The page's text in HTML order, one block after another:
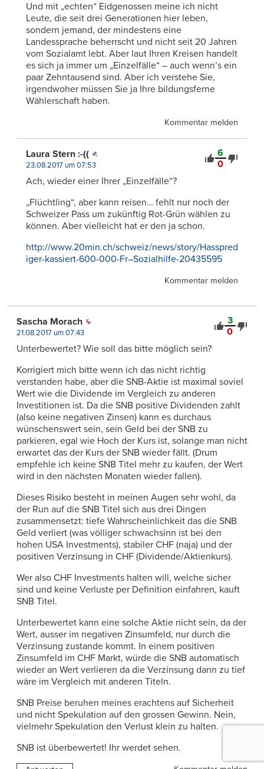
Und mit „echten“ Eidgenossen meine ich nicht
Leute, die seit drei Generationen hier leben,
sondern jemand, der mindestens eine
Landessprache beherrscht und nicht seit 20 Jahren
vom Sozialamt lebt. Aber laut Ihren Kreisen handelt
es sich ja immer um „Einzelfälle“ – auch wenn’s ein
paar Zehntausend sind. Aber ich verstehe Sie,
irgendwoher müssen Sie ja Ihre bildungsferne
Wählerschaft haben.
Kommentar melden
6
0
Laura Stern :-((
23.08.2017 um 07:53
Ach, wieder einer Ihrer „Einzelfälle“?
„Flüchtling“, aber kann reisen… fehlt nur noch der
Schweizer Pass um zukünftig Rot-Grün wählen zu
können. Aber vielleicht hat er den ja schon.
http://www.20min.ch/schweiz/news/story/Hasspred
iger-kassiert-600-000-Fr–Sozialhilfe-20435595
Kommentar melden
3
0
Sascha Morach
21.08.2017 um 07:43
Unterbewertet? Wie soll das bitte möglich sein?
Korrigiert mich bitte wenn ich das nicht richtig
verstanden habe, aber die SNB-Aktie ist maximal soviel
Wert wie die Dividende im Vergleich zu anderen
Investitionen ist. Da die SNB positive Dividenden zahlt
(also keine negativen Zinsen) kann es durchaus
wünschenswert sein, sein Geld bei der SNB zu
parkieren, egal wie Hoch der Kurs ist, solange man nicht
erwartet das der Kurs der SNB wieder fällt. (Drum
empfehle ich keine SNB Titel mehr zu kaufen, der Wert
wird in den nächsten Monaten wieder fallen).
Dieses Risiko besteht in meinen Augen sehr wohl, da
der Run auf die SNB Titel sich aus drei Dingen
zusammensetzt: tiefe Wahrscheinlichkeit das die SNB
Geld verliert (was völliger schwachsinn ist bei den
hohen USA Investments), stabiler CHF (naja) und der
positiven Verzinsung in CHF (Dividende/Aktienkurs).
Wer also CHF Investments halten will, welche sicher
sind und keine Verluste per Definition einfahren, kauft
SNB Titel.
Unterbewertet kann eine solche Aktie nicht sein, da der
Wert, ausser im negativen Zinsumfeld, nur durch die
Verzinsung zustande kommt. In einem positiven
Zinsumfeld im CHF Markt, würde die SNB automatisch
wieder an Wert verlieren da die Verzinsung dann zu tief
wäre im Vergleich mit anderen Titeln.
SNB Preise beruhen meines erachtens auf Sicherheit
und nicht Spekulation auf den grossen Gewinn. Nein,
vielmehr Spekulation den Verlust klein zu halten.
SNB ist überbewertet! Ihr werdet sehen.